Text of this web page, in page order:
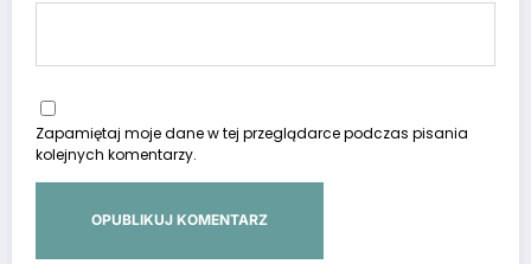
Zapamiętaj moje dane w tej przeglądarce podczas pisania
kolejnych komentarzy.